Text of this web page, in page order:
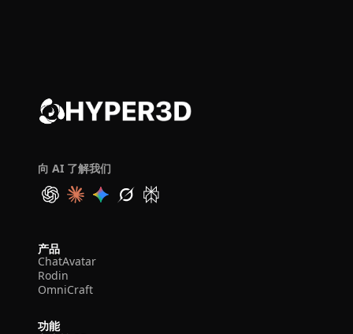
向 AI 了解我们
产品
ChatAvatar
Rodin
OmniCraft
功能